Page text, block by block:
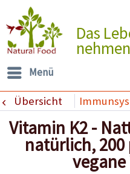
Das
nehmen
Menü
Übersicht
Vitamin K2 -
natürlich, 200